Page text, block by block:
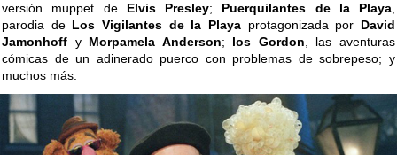
versión muppet de Elvis Presley; Puerquilantes de la Playa,
parodia de Los Vigilantes de la Playa protagonizada por David
Jamonhoff y Morpamela Anderson; los Gordon, las aventuras
cómicas de un adinerado puerco con problemas de sobrepeso; y
muchos más.